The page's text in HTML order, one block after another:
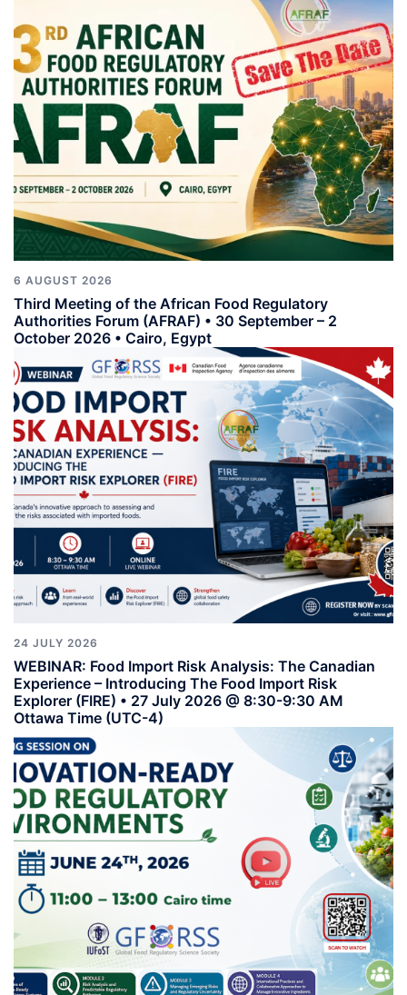
6 AUGUST 2026
Third Meeting of the African Food Regulatory
Authorities Forum (AFRAF) • 30 September – 2
October 2026 • Cairo, Egypt
24 JULY 2026
WEBINAR: Food Import Risk Analysis: The Canadian
Experience – Introducing The Food Import Risk
Explorer (FIRE) • 27 July 2026 @ 8:30-9:30 AM
Ottawa Time (UTC-4)